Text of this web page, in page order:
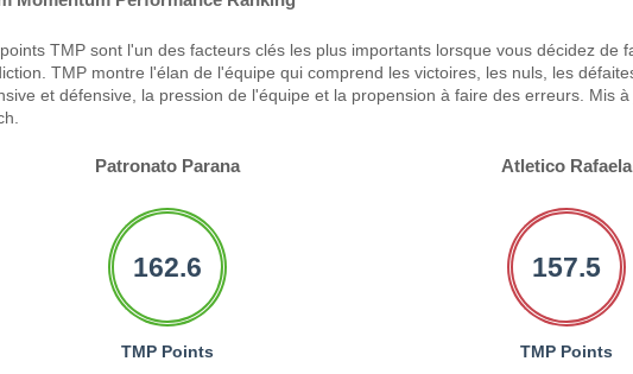
TMP sont l'un des facteurs clés les plus importants lorsque vous décidez de
TMP montre l'élan de l'équipe qui comprend les victoires, les nuls, les
et défensive, la pression de l'équipe et la propension à faire des erreurs. Mis
Patronato Parana Atletico Rafaela
162.6
TMP Points
157.5
TMP Points